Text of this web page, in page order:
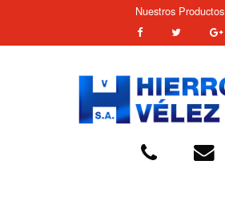
Nuestros Productos